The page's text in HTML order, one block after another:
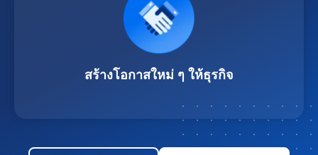
สร้างโอกาสใหม่ ๆ ให้ธุรกิจ